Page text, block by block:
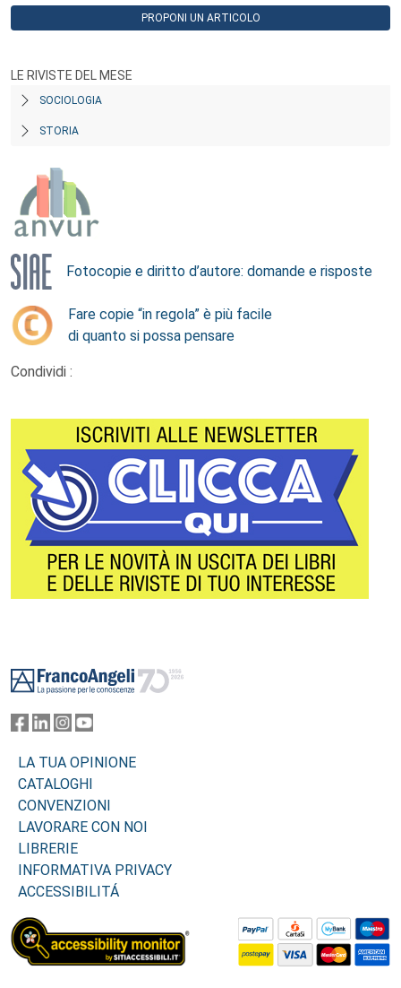
PROPONI UN ARTICOLO
LE RIVISTE DEL MESE
SOCIOLOGIA
STORIA
Fotocopie e diritto d’autore: domande e risposte
Fare copie “in regola” è più facile
di quanto si possa pensare
Condividi :
LA TUA OPINIONE
CATALOGHI
CONVENZIONI
LAVORARE CON NOI
LIBRERIE
INFORMATIVA PRIVACY
ACCESSIBILITÁ